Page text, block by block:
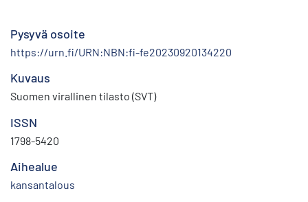
Pysyvä osoite
https://urn.fi/URN:NBN:fi-fe20230920134220
Kuvaus
Suomen virallinen tilasto (SVT)
ISSN
1798-5420
Aihealue
kansantalous